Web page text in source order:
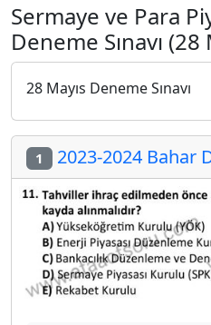
Sermaye ve Para
Deneme Sınavı (28
28 Mayıs Deneme Sınavı
1 2023-2024 Bahar